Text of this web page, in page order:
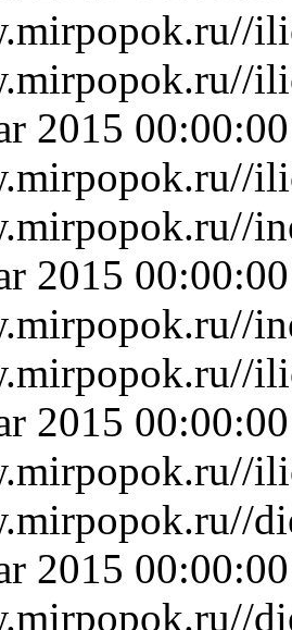
2015
2015
2015
2015